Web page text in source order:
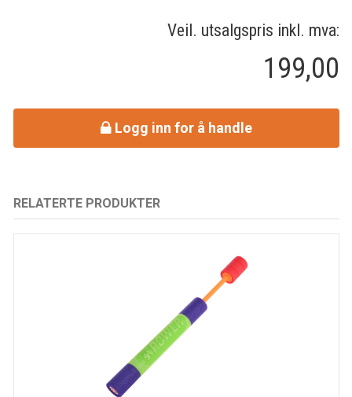
Veil. utsalgspris inkl. mva:
199,00
Logg inn for å handle
RELATERTE PRODUKTER